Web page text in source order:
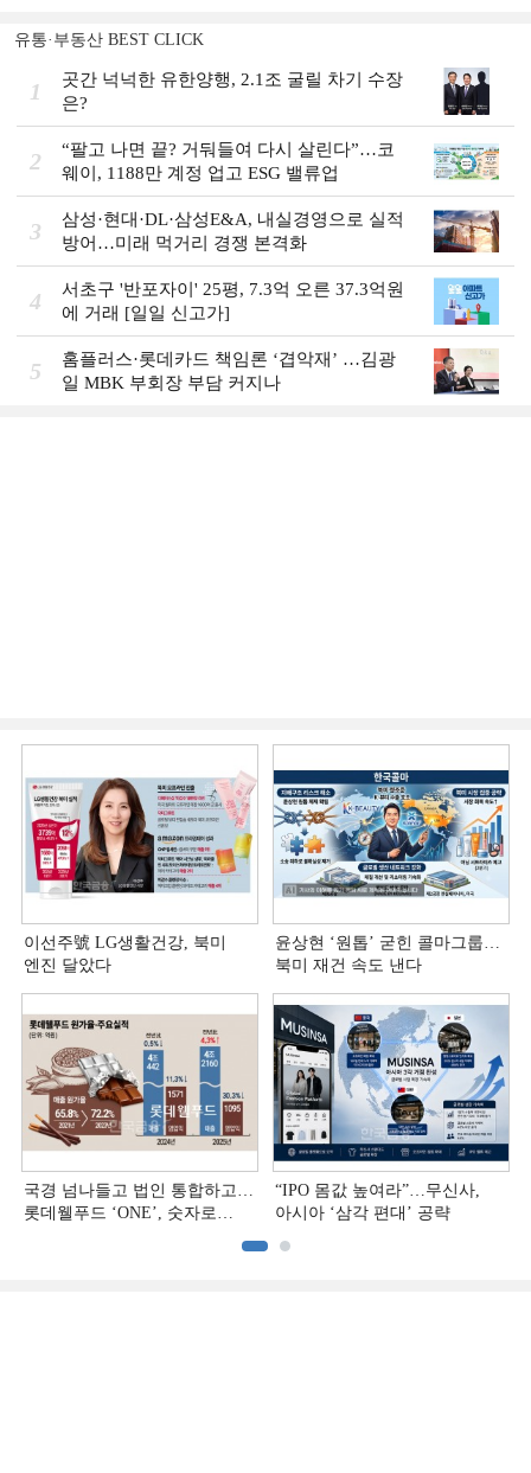
유통·부동산 BEST CLICK
1
곳간 넉넉한 유한양행, 2.1조 굴릴 차기 수장
은?
2
“팔고 나면 끝? 거둬들여 다시 살린다”…코
웨이, 1188만 계정 업고 ESG 밸류업
3
삼성·현대·DL·삼성E&A, 내실경영으로 실적
방어…미래 먹거리 경쟁 본격화
4
서초구 '반포자이' 25평, 7.3억 오른 37.3억원
에 거래 [일일 신고가]
5
홈플러스·롯데카드 책임론 ‘겹악재’ …김광
일 MBK 부회장 부담 커지나
이선주號 LG생활건강, 북미
엔진 달았다
윤상현 ‘원톱ʼ 굳힌 콜마그룹…
북미 재건 속도 낸다
국경 넘나들고 법인 통합하고…
롯데웰푸드 ‘ONE’, 숫자로
“IPO 몸값 높여라”…무신사,
아시아 ‘삼각 편대’ 공략